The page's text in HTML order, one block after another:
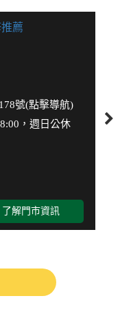
號(點擊導航)
，週日公休
了解門市資訊